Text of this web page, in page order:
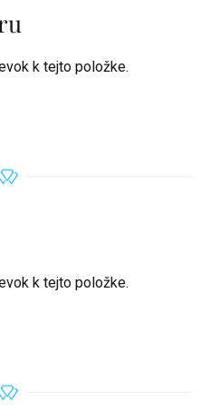
k tejto položke.
k tejto položke.